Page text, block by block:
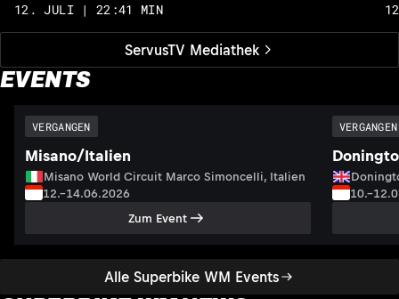
ServusTV Mediathek
Donington: Analyse Rennen 2
12. JULI | 22:41 MIN